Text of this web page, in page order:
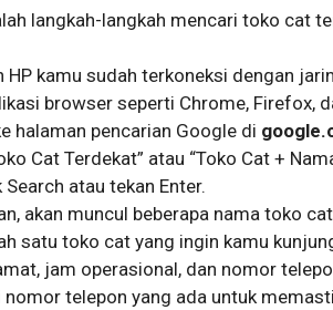
langkah-langkah mencari toko cat
HP kamu sudah terkoneksi dengan
browser seperti Chrome, Firefox,
halaman pencarian Google di
Cat Terdekat” atau “Toko Cat +
Search atau tekan Enter.
akan muncul beberapa nama toko
satu toko cat yang ingin kamu
jam operasional, dan nomor
nomor telepon yang ada untuk